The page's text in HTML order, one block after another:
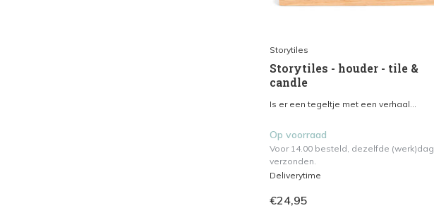
Storytiles
Storytiles - houder - tile &
candle
Is er een tegeltje met een verhaal...
Op voorraad
Voor 14.00 besteld, dezelfde (werk)dag
verzonden.
Deliverytime
€24,95